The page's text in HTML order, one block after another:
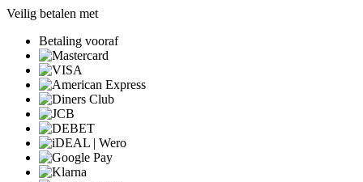
Veilig betalen met
Betaling vooraf